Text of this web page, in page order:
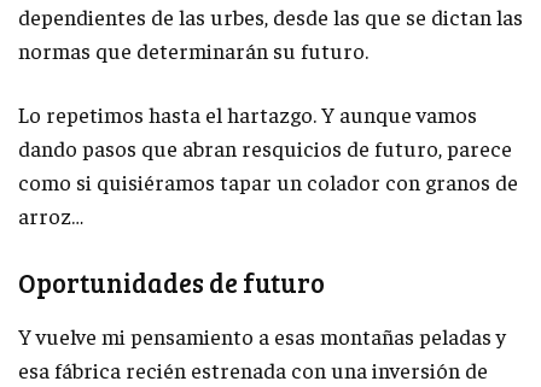
dependientes de las urbes, desde las que se dictan las
normas que determinarán su futuro.
Lo repetimos hasta el hartazgo. Y aunque vamos
dando pasos que abran resquicios de futuro, parece
como si quisiéramos tapar un colador con granos de
arroz…
Oportunidades de futuro
Y vuelve mi pensamiento a esas montañas peladas y
esa fábrica recién estrenada con una inversión de